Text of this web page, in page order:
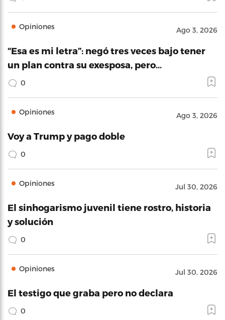
Opiniones Ago 3, 2026
“Esa es mi letra”: negó tres veces bajo tener
un plan contra su exesposa, pero…
0
Opiniones Ago 3, 2026
Voy a Trump y pago doble
0
Opiniones Jul 30, 2026
El sinhogarismo juvenil tiene rostro, historia
y solución
0
Opiniones Jul 30, 2026
El testigo que graba pero no declara
0